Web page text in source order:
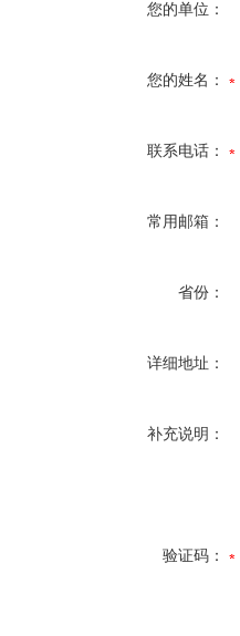
您的单位：
您的姓名：
联系电话：
常用邮箱：
省份：
详细地址：
补充说明：
验证码：